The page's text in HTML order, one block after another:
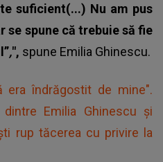
suficient(...) Nu am pus
se spune că trebuie să fie
,", spune Emilia Ghinescu.
era îndrăgostit de mine".
Emilia Ghinescu și
rup tăcerea cu privire la